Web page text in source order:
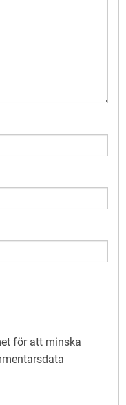
för att minska